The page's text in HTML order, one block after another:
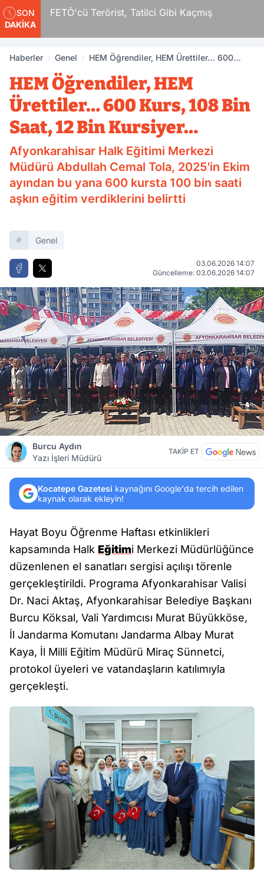
SON
DAKİKA
FETÖ'cü Terörist, Tatilci Gibi Kaçmış
Haberler Genel
HEM Öğrendiler, HEM Ürettiler… 600
HEM Öğrendiler, HEM
Ürettiler… 600 Kurs, 108 Bin
Saat, 12 Bin Kursiyer…
Afyonkarahisar Halk Eğitimi Merkezi
Müdürü Abdullah Cemal Tola, 2025'in Ekim
ayından bu yana 600 kursta 100 bin saati
aşkın eğitim verdiklerini belirtti
Genel
03.06.2026 14:07
Güncelleme: 03.06.2026 14:07
Burcu Aydın
Yazı İşleri Müdürü
TAKİP ET
Kocatepe Gazetesi kaynağını Google'da tercih edilen
kaynak olarak ekleyin!
Hayat Boyu Öğrenme Haftası etkinlikleri
kapsamında Halk Eğitimi Merkezi Müdürlüğünce
düzenlenen el sanatları sergisi açılışı törenle
gerçekleştirildi. Programa Afyonkarahisar Valisi
Dr. Naci Aktaş, Afyonkarahisar Belediye Başkanı
Burcu Köksal, Vali Yardımcısı Murat Büyükköse,
İl Jandarma Komutanı Jandarma Albay Murat
Kaya, İl Milli Eğitim Müdürü Miraç Sünnetci,
protokol üyeleri ve vatandaşların katılımıyla
gerçekleşti.